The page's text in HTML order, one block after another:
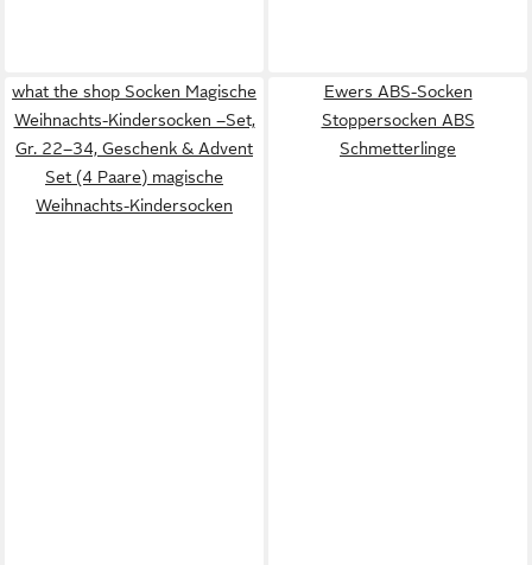
what the shop Socken Magische
Weihnachts-Kindersocken –Set,
Gr. 22–34, Geschenk & Advent
Set (4 Paare) magische
Weihnachts-Kindersocken
Ewers ABS-Socken
Stoppersocken ABS
Schmetterlinge